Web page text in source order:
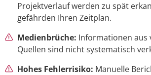
Projektverlauf werden zu spät
gefährden Ihren Zeitplan.
Medienbrüche: Informationen aus
Quellen sind nicht systematisch
Hohes Fehlerrisiko: Manuelle